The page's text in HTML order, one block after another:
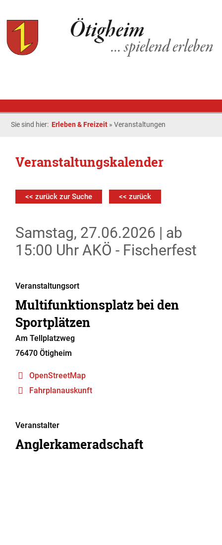
Sie sind hier: Erleben & Freizeit »Veranstaltungen
Veranstaltungskalender
<< zurück zur Suche << zurück
Samstag, 27.06.2026 | ab
15:00 Uhr AKÖ - Fischerfest
Veranstaltungsort
Multifunktionsplatz bei den
Sportplätzen
Am Tellplatzweg
76470 Ötigheim
OpenStreetMap
Fahrplanauskunft
Veranstalter
Anglerkameradschaft